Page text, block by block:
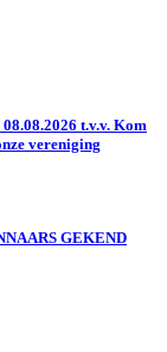
t.v.v. Kom
vereniging
GEKEND